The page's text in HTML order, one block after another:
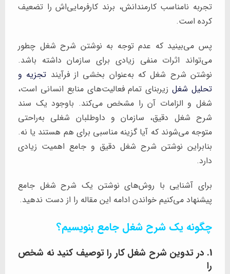
تجربه نامناسب کارمندانش، برند کارفرمایی‌اش را تضعیف
کرده است.
پس می‌بینید که عدم توجه به نوشتن شرح شغل چطور
می‌تواند اثرات منفی زیادی برای سازمان داشته باشد.
نوشتن شرح شغل که به‌عنوان بخشی از فرآیند تجزیه و
تحلیل شغلزیربنای تمام فعالیت‌های منابع انسانی است،
شغل و الزامات آن را مشخص می‌کند. باوجود یک سند
شرح شغل دقیق، سازمان و داوطلبان شغلی به‌راحتی
متوجه می‌شوند که آیا گزینه مناسبی برای هم هستند یا نه.
بنابراین نوشتن شرح شغل دقیق و جامع اهمیت زیادی
دارد.
برای آشنایی با روش‌های نوشتن یک شرح شغل جامع
پیشنهاد می‌کنیم خواندن ادامه این مقاله را از دست ندهید.
چگونه یک شرح شغل جامع بنویسیم؟
1. در تدوین شرح شغل کار را توصیف کنید نه شخص
را